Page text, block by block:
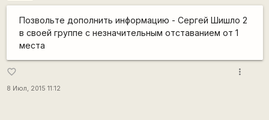
Позвольте дополнить информацию - Сергей Шишло 2
в своей группе с незначительным отставанием от 1
места
favorite_border
8 Июл, 2015 11:12
more_vert